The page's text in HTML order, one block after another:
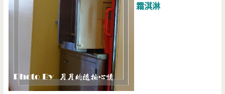
霜淇淋